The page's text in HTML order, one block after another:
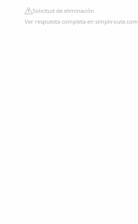
Solicitud de eliminación
Ver respuesta completa en simpliroute.com